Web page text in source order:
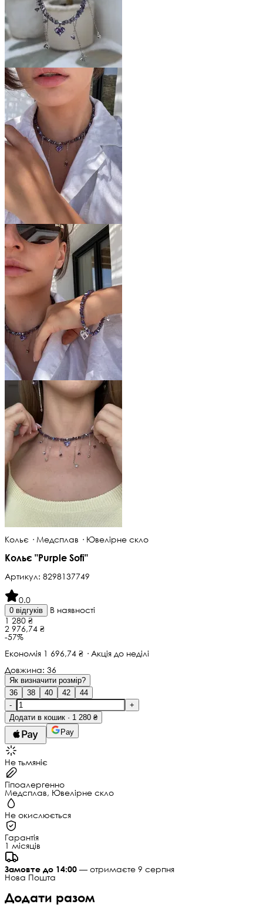
Кольє · Медсплав · Ювелірне скло
Кольє "Purple Sofi"
Артикул: 8298137749
0.0
0 відгуків
В наявності
1 280 ₴
2 976,74 ₴
-57%
Економія 1 696,74 ₴ · Акція до неділі
Довжина: 36
Як визначити розмір?
36
38 40 42
44
-
+
Додати в кошик · 1 280 ₴
Pay
Не тьмяніє
Гіпоалергенно
Медсплав, Ювелірне скло
Не окислюється
Гарантія
1 місяців
Замовте до 14:00 — отримаєте 9 серпня
Нова Пошта
Додати разом